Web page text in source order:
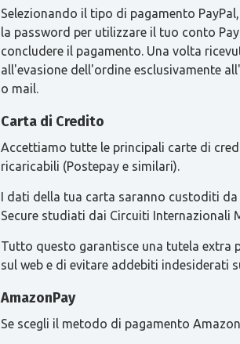
Selezionando il tipo di pagamento
la password per utilizzare il tuo conto
concludere il pagamento. Una volta
all'evasione dell'ordine esclusivamente
o mail.
Carta di Credito
Accettiamo tutte le principali carte di
ricaricabili (Postepay e similari).
I dati della tua carta saranno custoditi
Secure studiati dai Circuiti Internazionali
Tutto questo garantisce una tutela extra
sul web e di evitare addebiti indesiderati
AmazonPay
Se scegli il metodo di pagamento